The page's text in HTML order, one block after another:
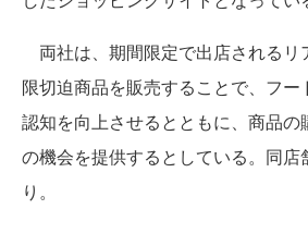
両社は、期間限定で出店されるリ
限切迫商品を販売することで、フー
認知を向上させるとともに、商品
の機会を提供するとしている。同店
り。